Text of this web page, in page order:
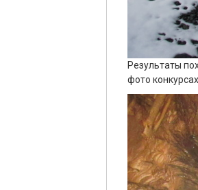
Результаты
фото